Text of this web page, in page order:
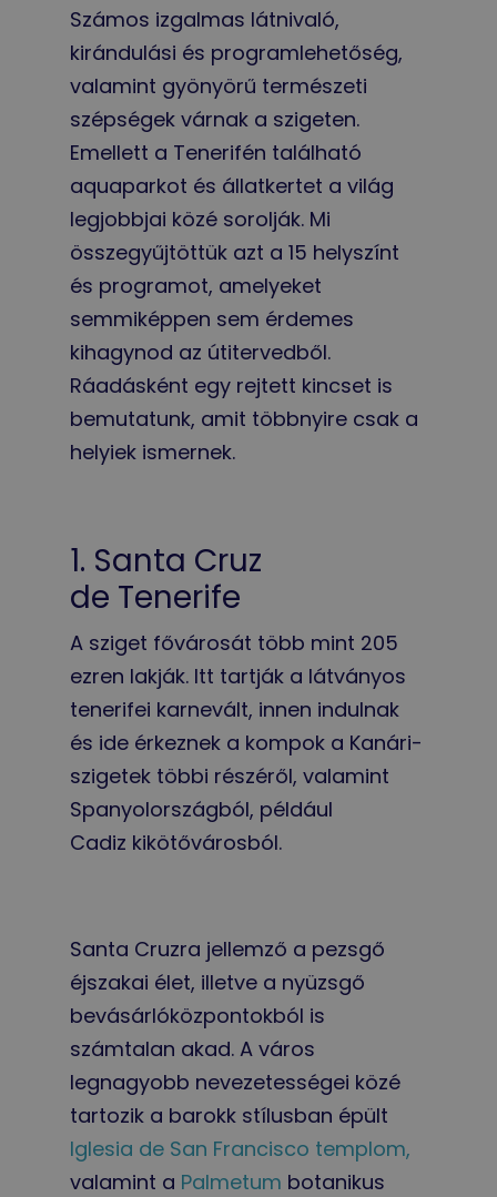
Számos izgalmas látnivaló,
kirándulási és programlehetőség,
valamint gyönyörű természeti
szépségek várnak a szigeten.
Emellett a Tenerifén található
aquaparkot és állatkertet a világ
legjobbjai közé sorolják. Mi
összegyűjtöttük azt a 15 helyszínt
és programot, amelyeket
semmiképpen sem érdemes
kihagynod az útitervedből.
Ráadásként egy rejtett kincset is
bemutatunk, amit többnyire csak a
helyiek ismernek.
1. Santa Cruz
de Tenerife
A sziget fővárosát több mint 205
ezren lakják. Itt tartják a látványos
tenerifei karnevált, innen indulnak
és ide érkeznek a kompok a Kanári-
szigetek többi részéről, valamint
Spanyolországból, például
Cadiz kikötővárosból.
Santa Cruzra jellemző a pezsgő
éjszakai élet, illetve a nyüzsgő
bevásárlóközpontokból is
számtalan akad. A város
legnagyobb nevezetességei közé
tartozik a barokk stílusban épült
Iglesia de San Francisco templom,
valamint a Palmetum botanikus